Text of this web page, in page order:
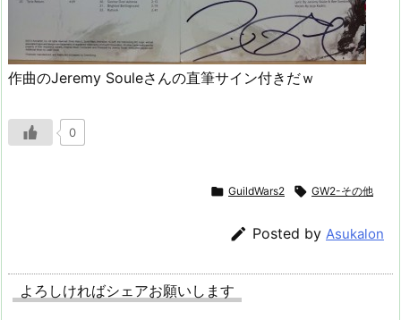
作曲のJeremy Souleさんの直筆サイン付きだｗ
0
 GuildWars2  GW2-その他
 Posted by Asukalon
よろしければシェアお願いします